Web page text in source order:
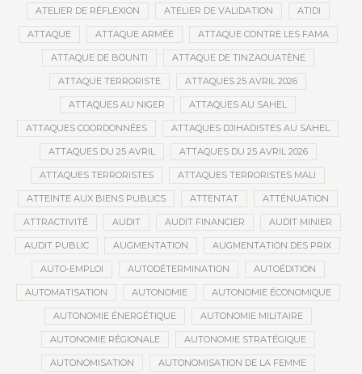
ATELIER DE RÉFLEXION ATELIER DE VALIDATION ATIDI
ATTAQUE ATTAQUE ARMÉE ATTAQUE CONTRE LES FAMA
ATTAQUE DE BOUNTI ATTAQUE DE TINZAOUATÈNE
ATTAQUE TERRORISTE ATTAQUES 25 AVRIL 2026
ATTAQUES AU NIGER ATTAQUES AU SAHEL
ATTAQUES COORDONNÉES ATTAQUES DJIHADISTES AU SAHEL
ATTAQUES DU 25 AVRIL ATTAQUES DU 25 AVRIL 2026
ATTAQUES TERRORISTES ATTAQUES TERRORISTES MALI
ATTEINTE AUX BIENS PUBLICS ATTENTAT ATTÉNUATION
ATTRACTIVITÉ AUDIT AUDIT FINANCIER AUDIT MINIER
AUDIT PUBLIC AUGMENTATION AUGMENTATION DES PRIX
AUTO-EMPLOI AUTODÉTERMINATION AUTOÉDITION
AUTOMATISATION AUTONOMIE AUTONOMIE ÉCONOMIQUE
AUTONOMIE ÉNERGÉTIQUE AUTONOMIE MILITAIRE
AUTONOMIE RÉGIONALE AUTONOMIE STRATÉGIQUE
AUTONOMISATION AUTONOMISATION DE LA FEMME